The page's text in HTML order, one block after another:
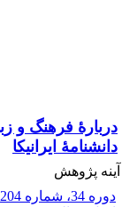
دانشنامۀ ایرانیکا
آینه پژوهش
دوره 34، شماره 204